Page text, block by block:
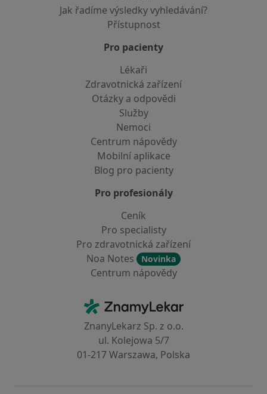
Jak řadíme výsledky vyhledávání?
Přístupnost
Pro pacienty
Lékaři
Zdravotnická zařízení
Otázky a odpovědi
Služby
Nemoci
Centrum nápovědy
Mobilní aplikace
Blog pro pacienty
Pro profesionály
Ceník
Pro specialisty
Pro zdravotnická zařízení
Noa Notes
Novinka
Centrum nápovědy
ZnamyLekar - Hlavní stránka
ZnanyLekarz Sp. z o.o.
ul. Kolejowa 5/7
01-217 Warszawa, Polska